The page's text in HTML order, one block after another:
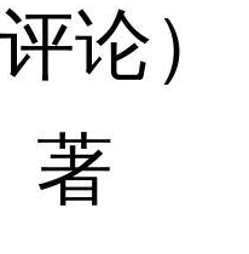
论）
著